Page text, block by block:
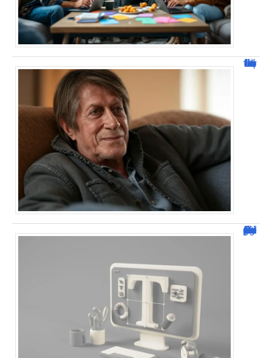
Jacques Dutronc fortune : estimation et sources de richesse !
Dafont Police : guide complet pour télécharger !